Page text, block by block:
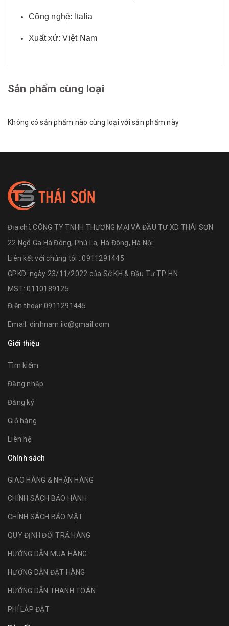
Công nghệ: Italia
Xuất xứ: Việt Nam
Sản phẩm cùng loại
Không có sản phẩm nào cùng loại với sản phẩm này
Địa chỉ:CÔNG TY TNHH THƯƠNG MẠI VÀ ĐẦU TƯ XD THÁI SƠN
22 Ngõ Ga Hà Đông, Phú La, Hà Đông, Hà Nội
Liên kết với chúng tôi : 0911291445
GPKD: ngày 23/11/2022 của Sở KH & Đầu Tư TP. HN
MST: 0110189125
Điện thoại: 0911291445
Email: dinhnam.iic@gmail.com
Giới thiệu
Tìm kiếm
Đăng nhập
Đăng ký
Giỏ hàng
Liên hệ
Chính sách
GIAO HÀNG & NHẬN HÀNG
CHÍNH SÁCH BẢO HÀNH
CHÍNH SÁCH BẢO MẬT
QUY ĐỊNH ĐỔI TRẢ HÀNG
HƯỚNG DẪN MUA HÀNG
HƯỚNG DẪN ĐẶT HÀNG
HƯỚNG DẪN THANH TOÁN
PHÍ LẮP ĐẶT